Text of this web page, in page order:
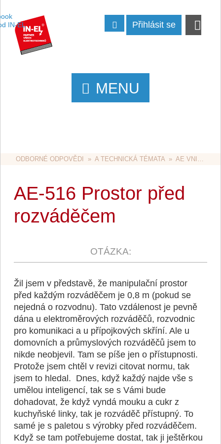
Přihlásit se
MENU
ODBORNÉ ODPOVĚDI
  »
A TECHNICKÁ TÉMATA
  »
AE VNITŘNÍ ROZVODY
AE-516 Prostor před
rozváděčem
Žil jsem v představě, že manipulační prostor
před každým rozváděčem je 0,8 m (pokud se
nejedná o rozvodnu). Tato vzdálenost je pevně
dána u elektroměrových rozváděčů, rozvodnic
pro komunikaci a u přípojkových skříní. Ale u
domovních a průmyslových rozváděčů jsem to
nikde neobjevil. Tam se píše jen o přístupnosti.
Protože jsem chtěl v revizi citovat normu, tak
jsem to hledal. Dnes, když každý najde vše s
umělou inteligencí, tak se s Vámi bude
dohadovat, že když vyndá mouku a cukr z
kuchyňské linky, tak je rozváděč přístupný. To
samé je s paletou s výrobky před rozváděčem.
Když se tam potřebujeme dostat, tak ji ještěrkou